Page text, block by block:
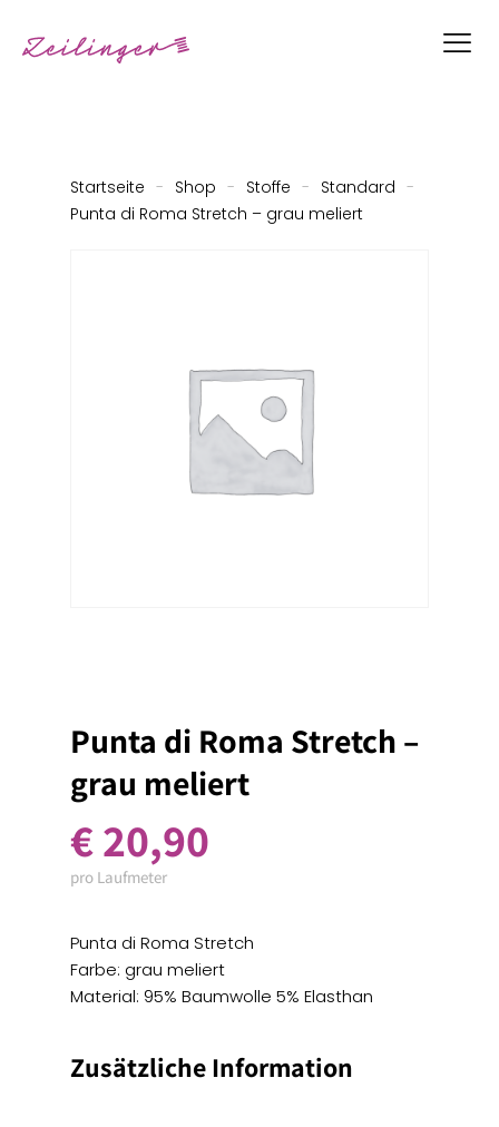
Startseite - Shop - Stoffe - Standard -
Punta di Roma Stretch – grau meliert
Punta di Roma Stretch –
grau meliert
€20,90
pro Laufmeter
Punta di Roma Stretch
Farbe: grau meliert
Material: 95% Baumwolle 5% Elasthan
Zusätzliche Information